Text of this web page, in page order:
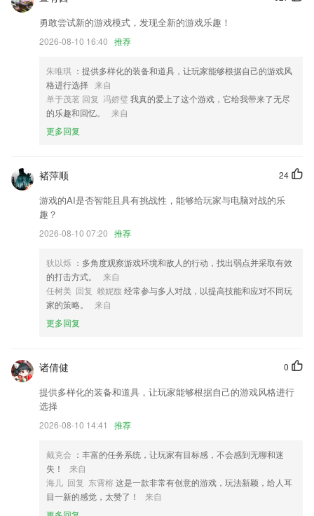
新增自主考试补考缴费
增加任务隐藏功能，优化编辑和关闭；
增加了APP授权微信自动登录；
保护个人信息安全，预防隐私信息泄漏
联系我们
以上就是7080棋牌的介绍，如果您喜欢这款软件，您可以到应用商店进
勇敢尝试新的游戏模式，发现全新的游戏乐趣！
2026-08-10 16:40 推荐
朱唯琪 ：提供多样化的装备和道具，让玩家能够根据自己的游戏风
格进行选择 来自
单于茂茗 回复 冯娇璧 我真的爱上了这个游戏，它给我带来了无尽
的乐趣和回忆。
来自
更多回复
24
褚萍顺
游戏的AI是否智能且具有挑战性，能够给玩家与电脑对战的乐
趣？
2026-08-10 07:20 推荐
狄以烁 ：多角度观察游戏环境和敌人的行动，找出弱点并采取有效
的打击方式。
来自
任树美 回复 赖妮馥 经常参与多人对战，以提高技能和应对不同玩
家的策略。
来自
更多回复
0
诸倩健
提供多样化的装备和道具，让玩家能够根据自己的游戏风格进行
选择
2026-08-10 14:41 推荐
戴克会 ：丰富的任务系统，让玩家有目标感，不会感到无聊和迷
失！
来自
海儿 回复 东霄榕 这是一款非常有创意的游戏，玩法新颖，给人耳
目一新的感觉，太赞了！
来自